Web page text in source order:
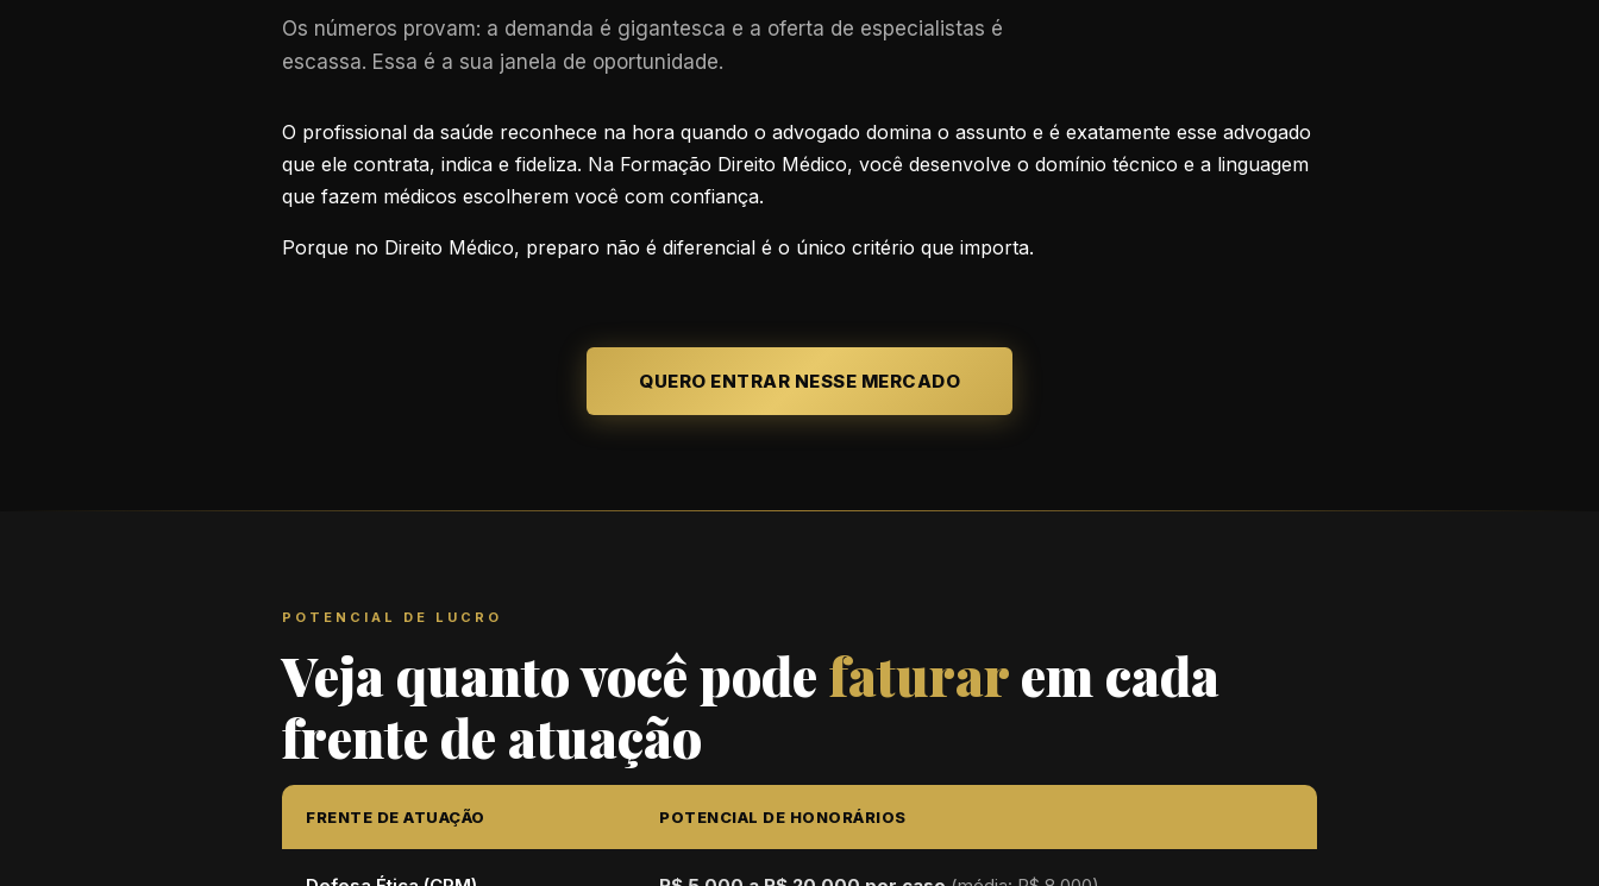
Os números provam: a demanda é gigantesca e a oferta de especialistas é
escassa. Essa é a sua janela de oportunidade.
O profissional da saúde reconhece na hora quando o advogado domina o assunto e é exatamente esse advogado
que ele contrata, indica e fideliza. Na Formação Direito Médico, você desenvolve o domínio técnico e a linguagem
que fazem médicos escolherem você com confiança.
Porque no Direito Médico, preparo não é diferencial é o único critério que importa.
QUERO ENTRAR NESSE MERCADO
POTENCIAL DE LUCRO
Veja quanto você podefaturarem cada
frente de atuação
FRENTE DE ATUAÇÃO POTENCIAL DE HONORÁRIOS